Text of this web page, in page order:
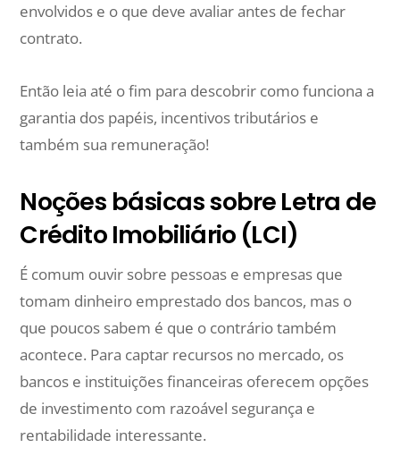
envolvidos e o que deve avaliar antes de fechar
contrato.
Então leia até o fim para descobrir como funciona a
garantia dos papéis, incentivos tributários e
também sua remuneração!
Noções básicas sobre Letra de
Crédito Imobiliário (LCI)
É comum ouvir sobre pessoas e empresas que
tomam dinheiro emprestado dos bancos, mas o
que poucos sabem é que o contrário também
acontece. Para captar recursos no mercado, os
bancos e instituições financeiras oferecem opções
de investimento com razoável segurança e
rentabilidade interessante.